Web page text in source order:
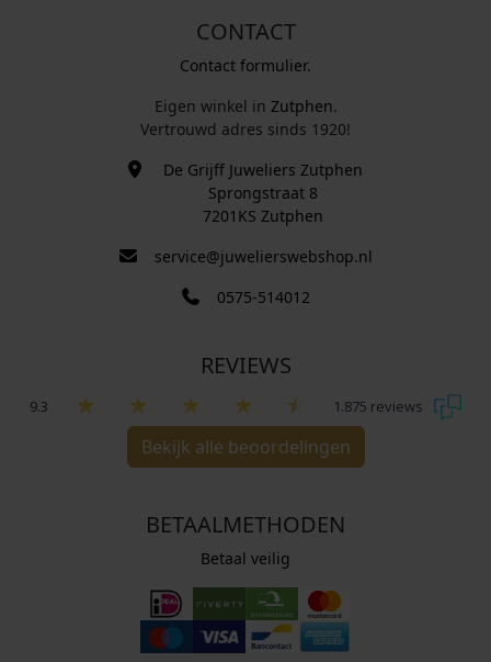
CONTACT
Contact formulier.
Eigen winkel in Zutphen.
Vertrouwd adres sinds 1920!
De Grijff Juweliers Zutphen
Sprongstraat 8
7201KS Zutphen
service@juwelierswebshop.nl
0575-514012
REVIEWS
9.3 1.875 reviews
Bekijk alle beoordelingen
BETAALMETHODEN
Betaal veilig